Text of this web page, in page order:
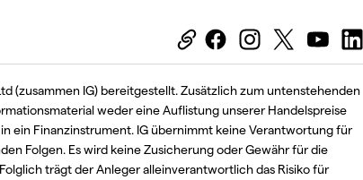
(zusammen IG) bereitgestellt. Zusätzlich zum untenstehenden
weder eine Auflistung unserer Handelspreise
ein Finanzinstrument. IG übernimmt keine Verantwortung für
Folgen. Es wird keine Zusicherung oder Gewähr für die
trägt der Anleger alleinverantwortlich das Risiko für